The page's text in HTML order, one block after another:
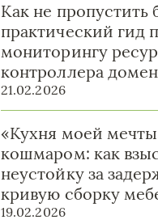
Как не пропустить
практический гид
мониторингу
контроллера
21.02.2026
«Кухня моей
кошмаром: как
неустойку за
кривую сборку
19.02.2026